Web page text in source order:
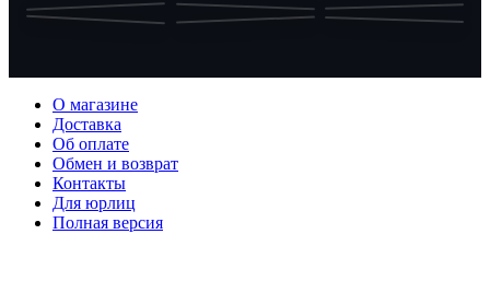
О магазине
Доставка
Об оплате
Обмен и возврат
Контакты
Для юрлиц
Полная версия